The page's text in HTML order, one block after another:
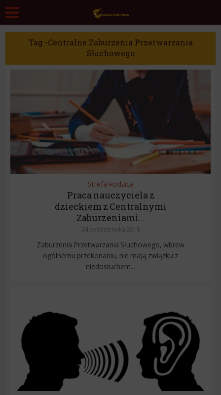
Tag -Centralne Zaburzenia Przetwarzania
Słuchowego
Strefa Rodzica
Praca nauczyciela z
dzieckiem z Centralnymi
Zaburzeniami...
24 października 2018
Zaburzenia Przetwarzania Słuchowego, wbrew
ogólnemu przekonaniu, nie mają związku z
niedosłuchem...